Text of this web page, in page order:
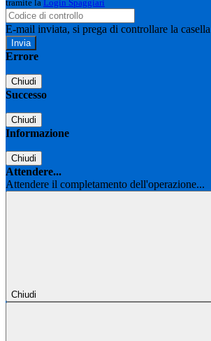
tramite la Login Spaggiari
E-mail inviata, si prega di controllare la
Errore
Chiudi
Successo
Chiudi
Informazione
Chiudi
Attendere...
Attendere il completamento dell'operazione...
Chiudi